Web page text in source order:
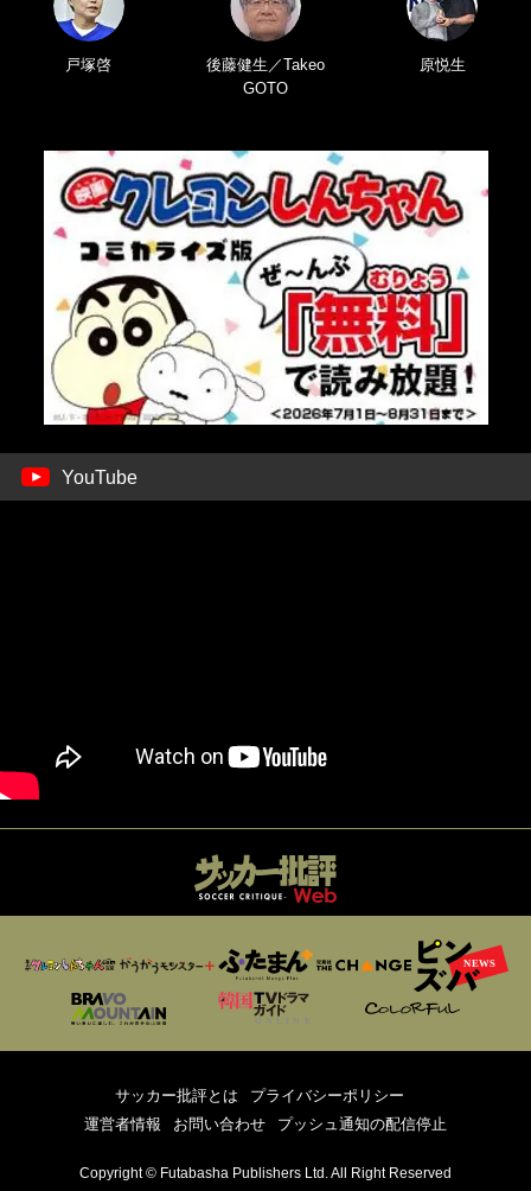
戸塚啓
後藤健生／Takeo
GOTO
原悦生
YouTube
サッカー批評とは
プライバシーポリシー
運営者情報
お問い合わせ プッシュ通知の配信停止
Copyright © Futabasha Publishers Ltd. All Right Reserved